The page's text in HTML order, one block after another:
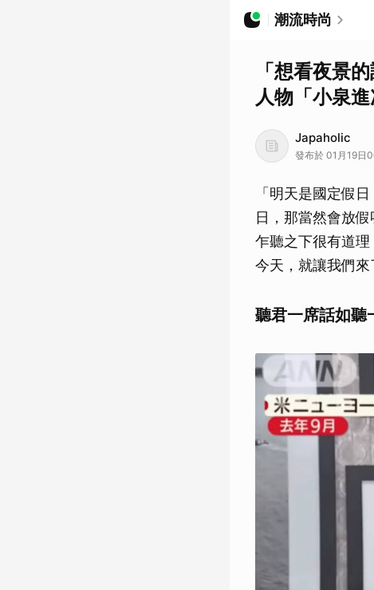
潮流時尚
「想看夜景
人物「小泉進
Japaholic
發布於 01月19日
「明天是國定假
日，那當然會放
乍聽之下很有道理
今天，就讓我們來
聽君一席話如聽